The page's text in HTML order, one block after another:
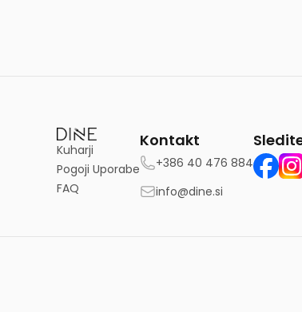
Kuharji
Pogoji Uporabe
FAQ
Kontakt
+386 40 476 884
info@dine.si